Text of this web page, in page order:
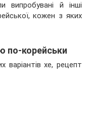
випробувані й інші
кожен з яких
по-корейськи
варіантів хе, рецепт